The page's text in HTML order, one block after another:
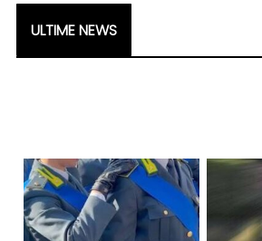
ULTIME NEWS